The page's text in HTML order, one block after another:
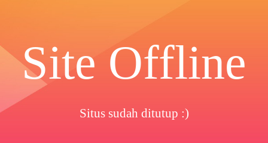
Site Offline
Situs sudah ditutup :)